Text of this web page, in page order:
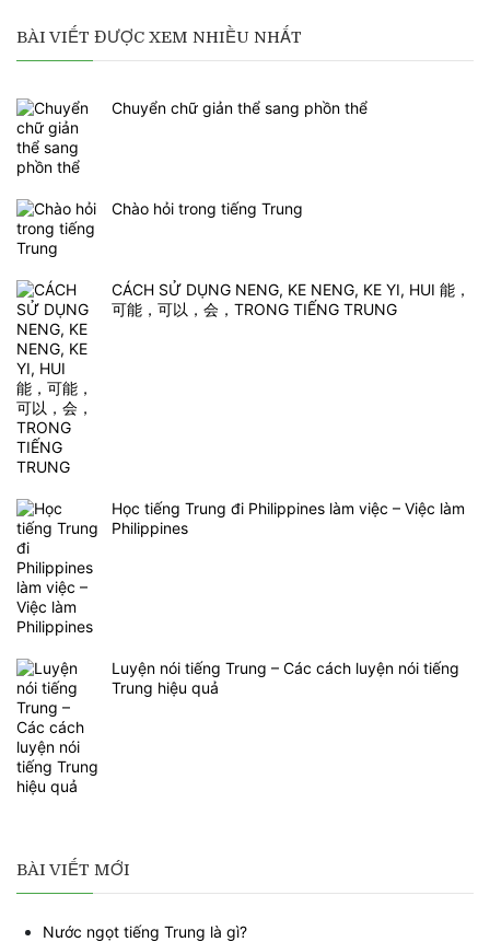
BÀI VIẾT ĐƯỢC XEM NHIỀU NHẤT
Chuyển chữ giản thể sang phồn thể
Chào hỏi trong tiếng Trung
CÁCH SỬ DỤNG NENG, KE NENG, KE YI, HUI 能，
可能，可以，会，TRONG TIẾNG TRUNG
Học tiếng Trung đi Philippines làm việc – Việc làm
Philippines
Luyện nói tiếng Trung – Các cách luyện nói tiếng
Trung hiệu quả
BÀI VIẾT MỚI
Nước ngọt tiếng Trung là gì?